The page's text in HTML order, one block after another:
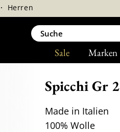
Marken
Sale
· Herren
Spicchi Gr 2
Made in Italien
100% Wolle